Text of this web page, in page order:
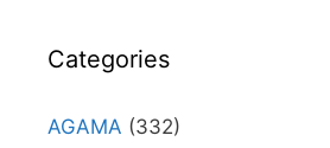
Categories
AGAMA (332)